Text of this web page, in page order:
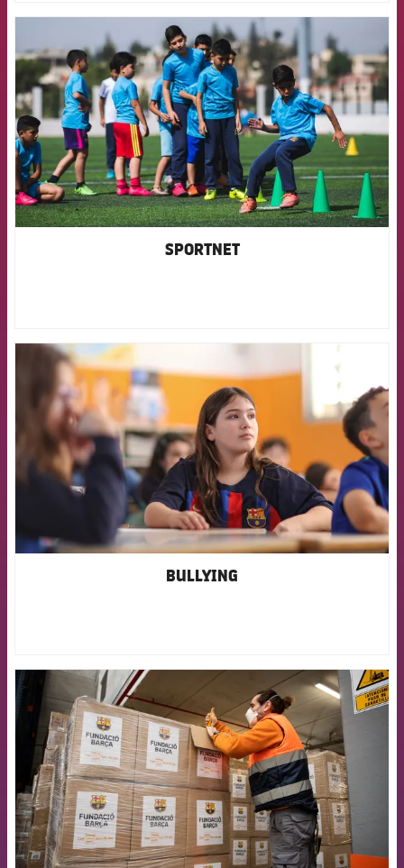
FCB Barcelona badge
SPORTNET
BULLYING
FCB Barcelona badge